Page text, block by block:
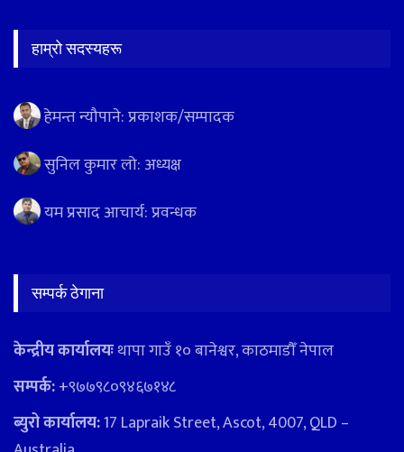
हाम्रो सदस्यहरू
हेमन्त न्यौपाने: प्रकाशक/सम्पादक
सुनिल कुमार लो: अध्यक्ष
यम प्रसाद आचार्य: प्रवन्धक
सम्पर्क ठेगाना
केन्द्रीय कार्यालयःथापा गाउँ १० बानेश्वर, काठमाडौँ नेपाल
सम्पर्क:+९७७९८०९४६७१४८
ब्युरो कार्यालय:17 Lapraik Street, Ascot, 4007, QLD –